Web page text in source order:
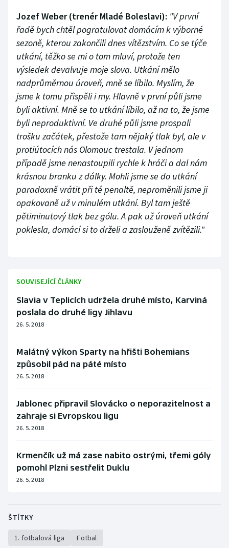
Jozef Weber (trenér Mladé Boleslavi): "V první
řadě bych chtěl pogratulovat domácím k výborné
sezoně, kterou zakončili dnes vítězstvím. Co se týče
utkání, těžko se mi o tom mluví, protože ten
výsledek devalvuje moje slova. Utkání mělo
nadprůměrnou úroveň, mně se líbilo. Myslím, že
jsme k tomu přispěli i my. Hlavně v první půli jsme
byli aktivní. Mně se to utkání líbilo, až na to, že jsme
byli neproduktivní. Ve druhé půli jsme prospali
trošku začátek, přestože tam nějaký tlak byl, ale v
protiútocích nás Olomouc trestala. V jednom
případě jsme nenastoupili rychle k hráči a dal nám
krásnou branku z dálky. Mohli jsme se do utkání
paradoxně vrátit při té penaltě, neproměnili jsme ji
opakovaně už v minulém utkání. Byl tam ještě
pětiminutový tlak bez gólu. A pak už úroveň utkání
poklesla, domácí si to drželi a zaslouženě zvítězili."
SOUVISEJÍCÍ ČLÁNKY
Slavia v Teplicích udržela druhé místo, Karviná
poslala do druhé ligy Jihlavu
26. 5. 2018
Malátný výkon Sparty na hřišti Bohemians
způsobil pád na páté místo
26. 5. 2018
Jablonec připravil Slovácko o neporazitelnost a
zahraje si Evropskou ligu
26. 5. 2018
Krmenčík už má zase nabito ostrými, třemi góly
pomohl Plzni sestřelit Duklu
26. 5. 2018
ŠTÍTKY
1. fotbalová liga Fotbal